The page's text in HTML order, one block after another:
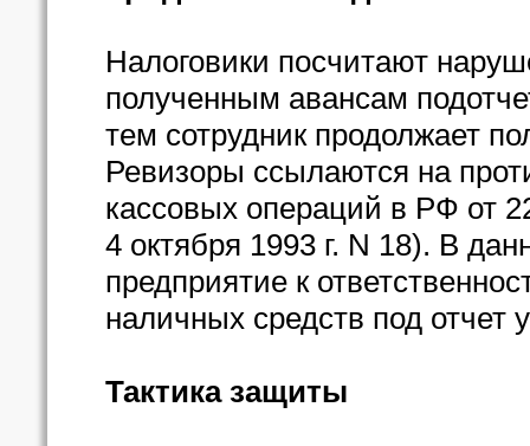
Налоговики посчитают
полученным авансам
тем сотрудник продолжает
Ревизоры ссылаются на
кассовых операций в РФ от
4 октября 1993 г. N 18). В
предприятие к
наличных средств под
Тактика защиты